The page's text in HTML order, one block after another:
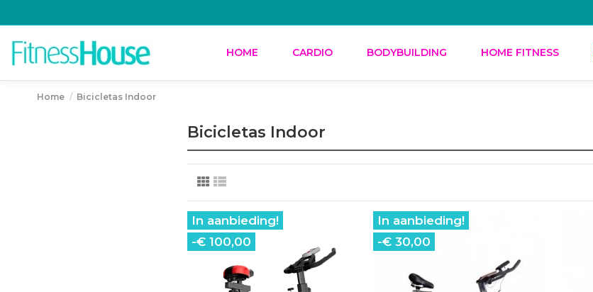
HOME CARDIO BODYBUILDING HOME FITNESS
Home Bicicletas Indoor
Bicicletas Indoor
In aanbieding!
-€ 100,00
In aanbieding!
-€ 30,00